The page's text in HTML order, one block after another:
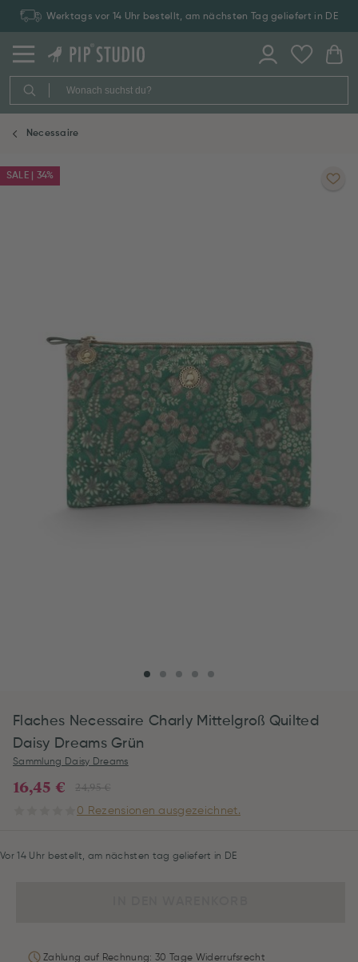
Werktags vor 14 Uhr bestellt, am nächsten Tag geliefert in DE
Necessaire
SALE | 34%
Flaches Necessaire Charly Mittelgroß Quilted
Daisy Dreams Grün
Sammlung Daisy Dreams
24,95 €
16,45 €
0 Rezensionen ausgezeichnet.
Vor 14 Uhr bestellt, am nächsten tag geliefert in DE
Zahlung auf Rechnung: 30 Tage Widerrufsrecht